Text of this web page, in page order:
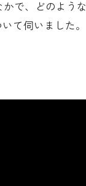
で、どのような
て伺いました。